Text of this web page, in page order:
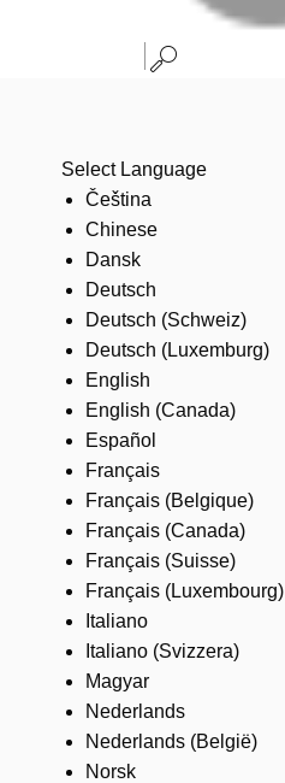
Select Language
Čeština
Chinese
Dansk
Deutsch
Deutsch (Schweiz)
Deutsch (Luxemburg)
English
English (Canada)
Español
Français
Français (Belgique)
Français (Canada)
Français (Suisse)
Français (Luxembourg)
Italiano
Italiano (Svizzera)
Magyar
Nederlands
Nederlands (België)
Norsk